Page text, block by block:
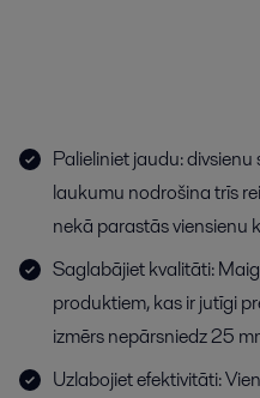
Palieliniet jaudu:
laukumu nodrošina trīs
nekā parastās viensienu
Saglabājiet kvalitāti:
produktiem, kas ir jutīgi
izmērs nepārsniedz 25
Uzlabojiet efektivitāti: